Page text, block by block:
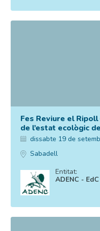
Fes Reviure el
de l’estat ecològic
dissabte 19 de
Sabadell
Entitat:
ADENC - EdC